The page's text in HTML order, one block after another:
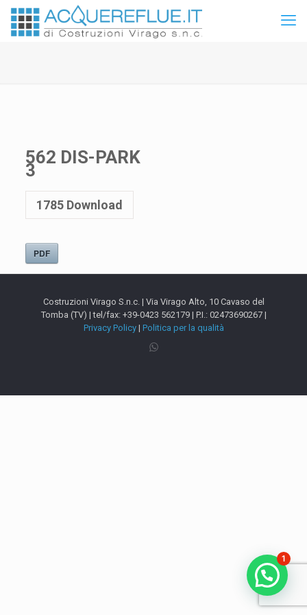
562 DIS-PARK
3
1785Download
PDF
Costruzioni Virago S.n.c. | Via Virago Alto, 10 Cavaso del
Tomba (TV) | tel/fax: +39-0423 562179 | P.I.: 02473690267 |
Privacy Policy| Politica per la qualità
1